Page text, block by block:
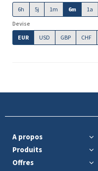
6h
5j 1m 6m 1a
Devise
EUR
USD GBP CHF
A propos
Produits
Offres